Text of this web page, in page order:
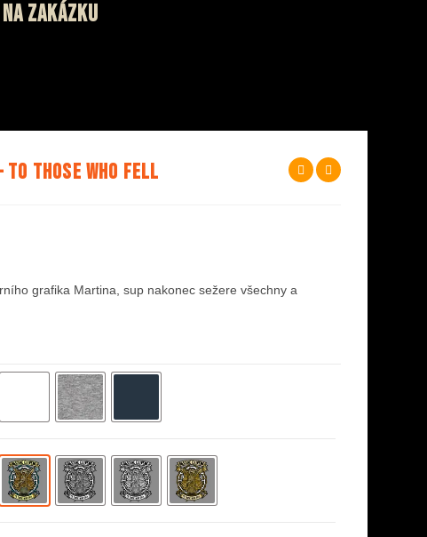
ZAKÁZKU
Those Who Fell
grafika Martina, sup nakonec sežere všechny a